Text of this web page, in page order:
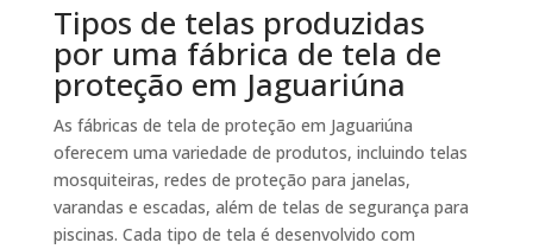
Tipos de telas produzidas
por uma fábrica de tela de
proteção em Jaguariúna
As fábricas de tela de proteção em Jaguariúna
oferecem uma variedade de produtos, incluindo telas
mosquiteiras, redes de proteção para janelas,
varandas e escadas, além de telas de segurança para
piscinas. Cada tipo de tela é desenvolvido com